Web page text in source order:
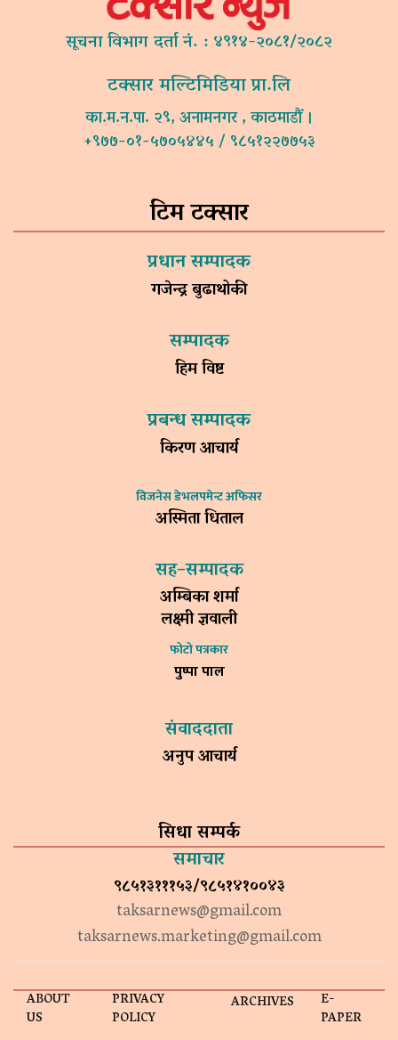
सूचना विभाग दर्ता नं. : ४९१४-२०८१/२०८२
टक्सार मल्टिमिडिया प्रा.लि
का.म.न.पा. २९, अनामनगर , काठमाडौं ।
+९७७-०१-५७०५४४५ / ९८५१२२७७५३
टिम टक्सार
प्रधान सम्पादक
गजेन्द्र बुढाथोकी
सम्पादक
हिम विष्ट
प्रबन्ध सम्पादक
किरण आचार्य
विजनेस डेभलपमेन्ट अफिसर
अस्मिता धिताल
सह–सम्पादक
अम्बिका शर्मा
लक्ष्मी ज्ञवाली
फोटो पत्रकार
पुष्पा पाल
संवाददाता
अनुप आचार्य
सिधा सम्पर्क
समाचार
९८५१३१११५३/९८५१४१००४३
taksarnews@gmail.com
taksarnews.marketing@gmail.com
ABOUT
US
PRIVACY
POLICY
ARCHIVES E-
PAPER